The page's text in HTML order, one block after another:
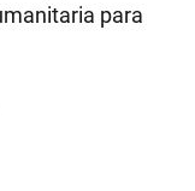
para